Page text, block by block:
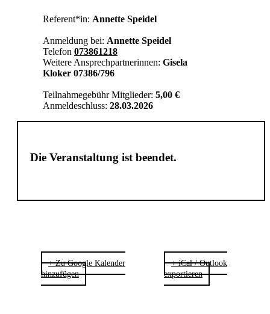
Referent*in: Annette Speidel
Anmeldung bei: Annette Speidel
Telefon 073861218
Weitere Ansprechpartnerinnen: Gisela
Kloker 07386/796
Teilnahmegebühr Mitglieder: 5,00 €
Anmeldeschluss: 28.03.2026
Die Veranstaltung ist beendet.
+ Zu Google Kalender
hinzufügen
+ iCal / Outlook
exportieren